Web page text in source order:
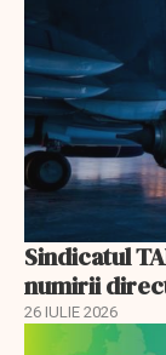
Sindicatul
numirii
26 IULIE 2026